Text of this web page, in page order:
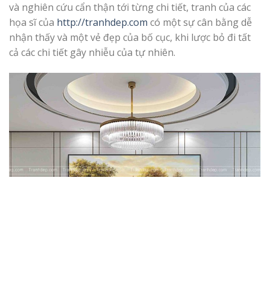
và nghiên cứu cẩn thận tới từng chi tiết, tranh của các
họa sĩ của http://tranhdep.com có một sự cân bằng dễ
nhận thấy và một vẻ đẹp của bố cục, khi lược bỏ đi tất
cả các chi tiết gây nhiễu của tự nhiên.